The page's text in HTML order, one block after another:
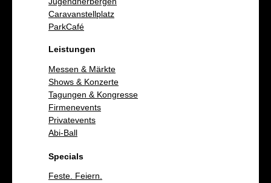
Caravanstellplatz
ParkCafé
Leistungen
Messen & Märkte
Shows & Konzerte
Tagungen & Kongresse
Firmenevents
Privatevents
Abi-Ball
Specials
Feste. Feiern.